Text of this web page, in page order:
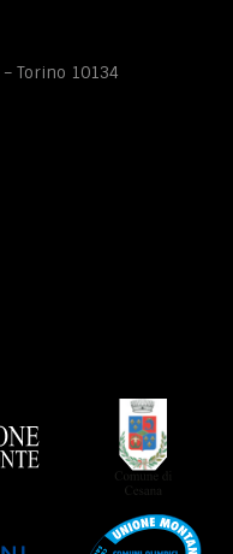
Torino 10134